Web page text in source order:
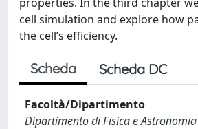
cell simulation and explore how
the cell’s efficiency.
Scheda Scheda DC
Facoltà/Dipartimento
Dipartimento di Fisica e